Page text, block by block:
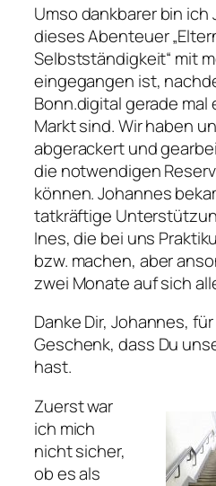
Umso dankbarer bin
dieses Abenteuer
Selbstständigkeit“ mit
eingegangen ist,
Bonn.digital gerade mal
Markt sind. Wir haben
abgerackert und
die notwendigen
können. Johannes
tatkräftige
Ines, die bei uns
bzw. machen, aber
zwei Monate auf sich
Danke Dir, Johannes,
Geschenk, dass Du
hast.
Zuerst war
ich mich
nicht sicher,
ob es als